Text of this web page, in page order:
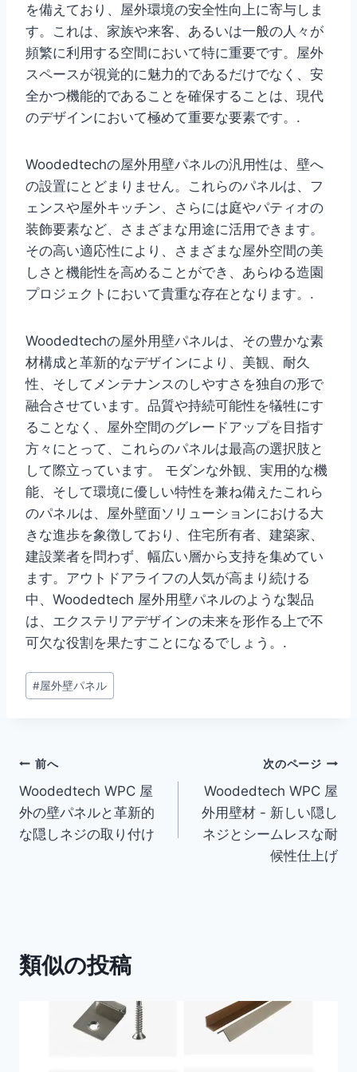
を備えており、屋外環境の安全性向上に寄与しま
す。これは、家族や来客、あるいは一般の人々が
頻繁に利用する空間において特に重要です。屋外
スペースが視覚的に魅力的であるだけでなく、安
全かつ機能的であることを確保することは、現代
のデザインにおいて極めて重要な要素です。.
Woodedtechの屋外用壁パネルの汎用性は、壁へ
の設置にとどまりません。これらのパネルは、フ
ェンスや屋外キッチン、さらには庭やパティオの
装飾要素など、さまざまな用途に活用できます。
その高い適応性により、さまざまな屋外空間の美
しさと機能性を高めることができ、あらゆる造園
プロジェクトにおいて貴重な存在となります。.
Woodedtechの屋外用壁パネルは、その豊かな素
材構成と革新的なデザインにより、美観、耐久
性、そしてメンテナンスのしやすさを独自の形で
融合させています。品質や持続可能性を犠牲にす
ることなく、屋外空間のグレードアップを目指す
方々にとって、これらのパネルは最高の選択肢と
して際立っています。 モダンな外観、実用的な機
能、そして環境に優しい特性を兼ね備えたこれら
のパネルは、屋外壁面ソリューションにおける大
きな進歩を象徴しており、住宅所有者、建築家、
建設業者を問わず、幅広い層から支持を集めてい
ます。アウトドアライフの人気が高まり続ける
中、Woodedtech 屋外用壁パネルのような製品
は、エクステリアデザインの未来を形作る上で不
可欠な役割を果たすことになるでしょう。.
投
稿
#屋外壁パネル
投
稿
ナ
シ
前へ
Woodedtech WPC 屋
外の壁パネルと革新的
な隠しネジの取り付け
次のページ
Woodedtech WPC 屋
外用壁材 - 新しい隠し
ネジとシームレスな耐
候性仕上げ
類似の投稿